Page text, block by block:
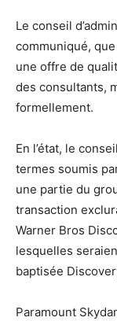
Le conseil
communiqué,
une offre de
des consultants,
formellement.
En l’état, le
termes soumis
une partie du
transaction
Warner Bros
lesquelles
baptisée
Paramount